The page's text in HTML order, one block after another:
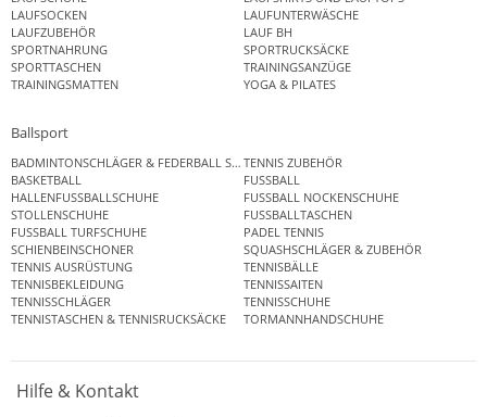
LAUFSOCKEN
LAUFUNTERWÄSCHE
LAUFZUBEHÖR
LAUF BH
SPORTNAHRUNG
SPORTRUCKSÄCKE
SPORTTASCHEN
TRAININGSANZÜGE
TRAININGSMATTEN
YOGA & PILATES
Ballsport
BADMINTONSCHLÄGER & FEDERBALL SETSTENNIS ZUBEHÖR
BASKETBALL
FUSSBALL
HALLENFUSSBALLSCHUHE
FUSSBALL NOCKENSCHUHE
STOLLENSCHUHE
FUSSBALLTASCHEN
FUSSBALL TURFSCHUHE
PADEL TENNIS
SCHIENBEINSCHONER
SQUASHSCHLÄGER & ZUBEHÖR
TENNIS AUSRÜSTUNG
TENNISBÄLLE
TENNISBEKLEIDUNG
TENNISSAITEN
TENNISSCHLÄGER
TENNISSCHUHE
TENNISTASCHEN & TENNISRUCKSÄCKE
TORMANNHANDSCHUHE
Hilfe & Kontakt